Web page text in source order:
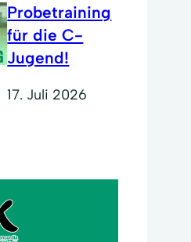
Probetraining
für die C-
Jugend!
17. Juli 2026